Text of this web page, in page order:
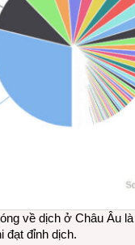
về dịch ở Châu Âu
đạt đỉnh dịch.